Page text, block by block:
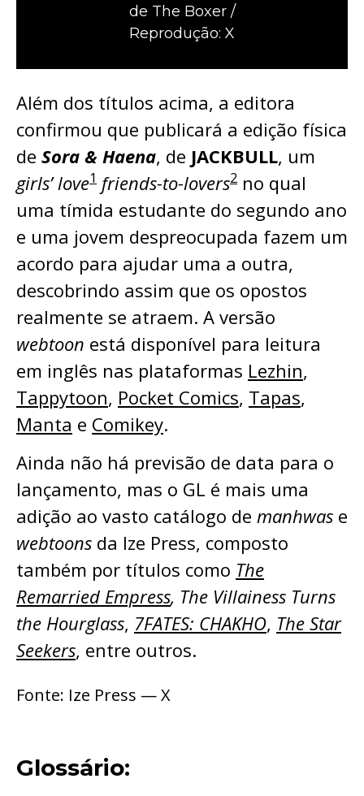
de The Boxer /
Reprodução: X
Além dos títulos acima, a editora
confirmou que publicará a edição física
de Sora & Haena, de JACKBULL, um
girls’ love1 friends-to-lovers2 no qual
uma tímida estudante do segundo ano
e uma jovem despreocupada fazem um
acordo para ajudar uma a outra,
descobrindo assim que os opostos
realmente se atraem. A versão
webtoon está disponível para leitura
em inglês nas plataformas Lezhin,
Tappytoon, Pocket Comics, Tapas,
Manta e Comikey.
Ainda não há previsão de data para o
lançamento, mas o GL é mais uma
adição ao vasto catálogo de manhwas e
webtoons da Ize Press, composto
também por títulos como The
Remarried Empress, The Villainess Turns
the Hourglass, 7FATES: CHAKHO, The Star
Seekers, entre outros.
Fonte: Ize Press — X
Glossário: